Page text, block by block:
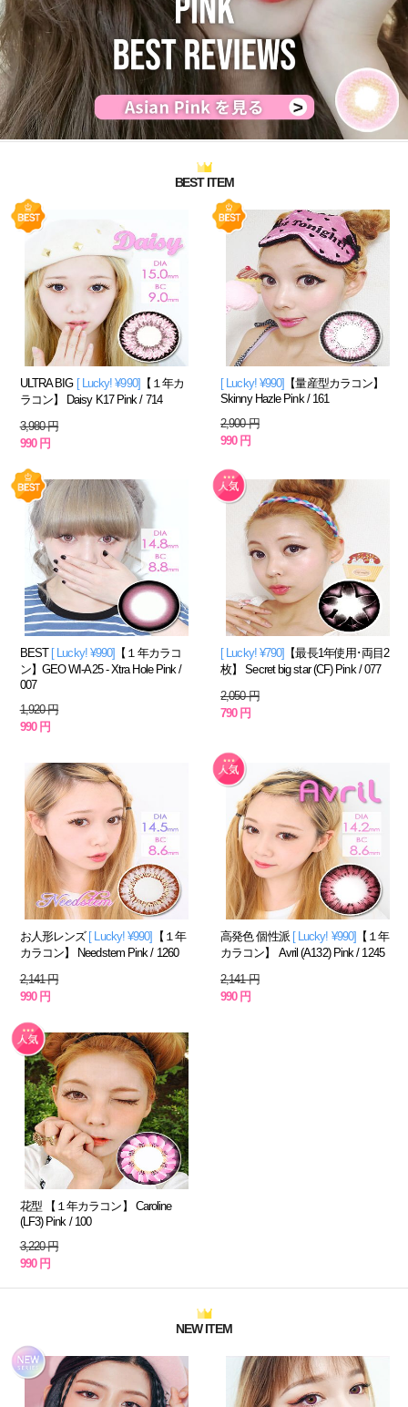
BEST ITEM
ULTRA BIG[ Lucky! ¥990] 【１年カ
ラコン】 Daisy K17 Pink / 714
3,980 円
990 円
[ Lucky! ¥990] 【量産型カラコン】
Skinny Hazle Pink / 161
2,900 円
990 円
BEST[ Lucky! ¥990] 【１年カラコ
ン】GEO WI-A25 - Xtra Hole Pink /
007
1,920 円
990 円
[ Lucky! ¥790] 【最長1年使用･両目2
枚】 Secret big star (CF) Pink / 077
2,050 円
790 円
お人形レンズ [ Lucky! ¥990]
【１年
カラコン】 Needstem Pink / 1260
2,141 円
990 円
高発色 個性派 [ Lucky! ¥990] 【１年
カラコン】 Avril (A132) Pink / 1245
2,141 円
990 円
花型 【１年カラコン】 Caroline
(LF3) Pink / 100
3,220 円
990 円
NEW ITEM